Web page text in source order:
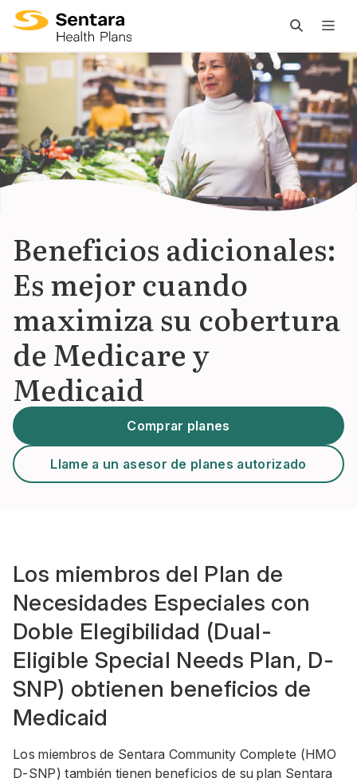
Beneficios adicionales:
Es mejor cuando
maximiza su cobertura
de Medicare y
Medicaid
Comprar planes
Llame a un asesor de planes autorizado
Los miembros del Plan de
Necesidades Especiales con
Doble Elegibilidad (Dual-
Eligible Special Needs Plan, D-
SNP) obtienen beneficios de
Medicaid
Los miembros de Sentara Community Complete (HMO
D-SNP) también tienen beneficios de su plan Sentara